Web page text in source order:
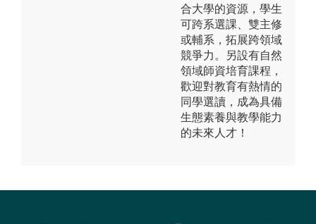
合大學的資源，學生
可跨系選課、雙主修
或輔系，拓展跨領域
競爭力。另設有自然
領域師資培育課程，
歡迎對教育有熱情的
同學選讀，成為具備
生態素養與教學能力
的未來人才！